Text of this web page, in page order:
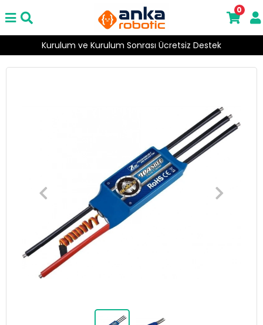
Kurulum ve Kurulum Sonrası Ücretsiz Destek
0